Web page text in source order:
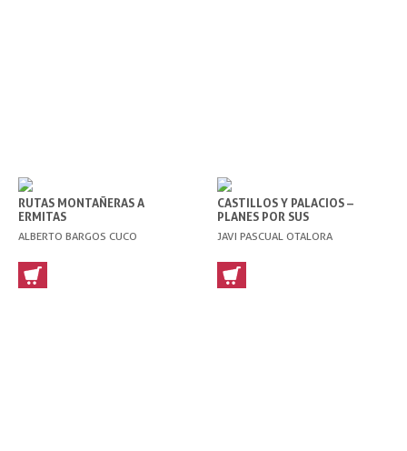
RUTAS MONTAÑERAS A
ERMITAS
ALBERTO BARGOS CUCO
CASTILLOS Y PALACIOS –
PLANES POR SUS
ALREDEDORES
JAVI PASCUAL OTALORA